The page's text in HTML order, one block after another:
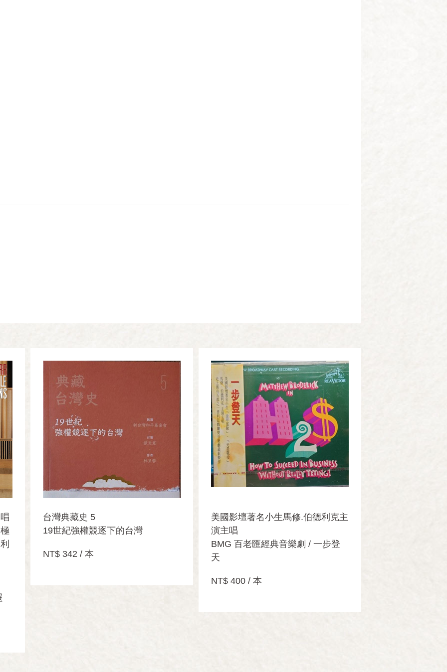
台灣典藏史 5
19世紀強權競逐下的台灣
NT$ 342 / 本
美國影壇著名小生馬修.伯德利克主
演主唱
BMG 百老匯經典音樂劇 / 一步登
天
NT$ 400 / 本